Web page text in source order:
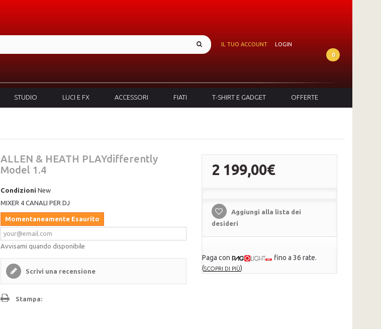
IL TUO ACCOUNT
LOGIN
0
STUDIO LUCI E FX ACCESSORI FIATI T-SHIRT E GADGET OFFERTE
ALLEN & HEATH PLAYdifferently
Model 1.4
Condizioni New
MIXER 4 CANALI PER DJ
Momentaneamente Esaurito
Avvisami quando disponibile
Scrivi una recensione
Stampa:
2 199,00€
Aggiungi alla lista dei
desideri
Paga con
fino a 36 rate.
(SCOPRI DI PIÙ)